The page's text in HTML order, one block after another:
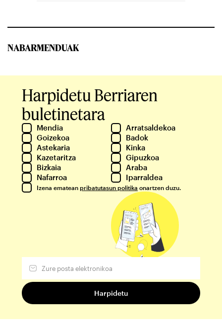
NABARMENDUAK
Harpidetu Berriaren
buletinetara
Mendia
Arratsaldekoa
Goizekoa
Badok
Astekaria
Kinka
Kazetaritza
Gipuzkoa
Bizkaia
Araba
Nafarroa
Iparraldea
Izena ematean pribatutasun politika onartzen duzu.